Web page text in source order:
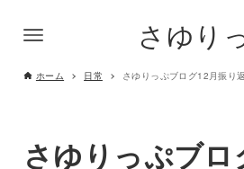
さゆり
ホーム 日常 さゆりっぷブログ12月振り
さゆりっぷブロ